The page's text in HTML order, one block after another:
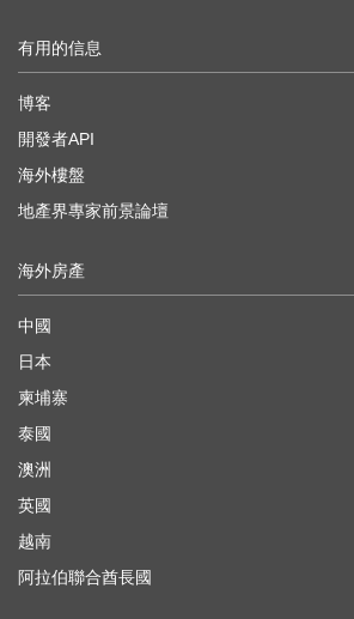
有用的信息
博客
開發者API
海外樓盤
地產界專家前景論壇
海外房產
中國
日本
柬埔寨
泰國
澳洲
英國
越南
阿拉伯聯合酋長國